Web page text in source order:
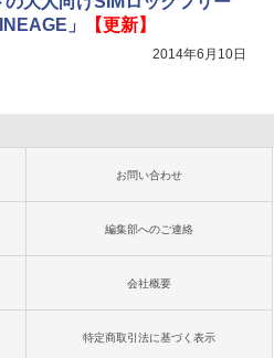
」
【更新】
2014年6月10日
お問い合わせ
編集部へのご連絡
会社概要
特定商取引法に基づく表示